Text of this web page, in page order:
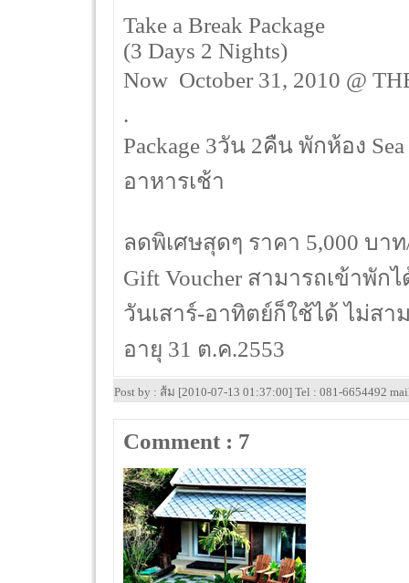
Take a Break Package
(3 Days 2 Nights)
Now  October 31, 2010 @
.
Package 3วัน 2คืน พักห้อง
อาหารเช้า
ลดพิเศษสุดๆ ราคา 5,000 บา
Gift Voucher สามารถเข้าพัก
วันเสาร์-อาทิตย์ก็ใช้ได้ ไม่ส
อายุ 31 ต.ค.2553
Post by : ส้ม [2010-07-13 01:37:00] Tel : 081-6654492
Comment : 7